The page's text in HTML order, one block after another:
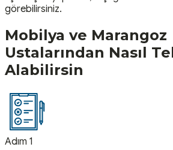
görebilirsiniz.
Mobilya ve Marangoz
Ustalarından Nasıl
Alabilirsin
Adım 1